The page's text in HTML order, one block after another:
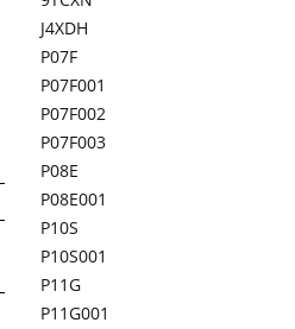
J4XDH
P07F
P07F001
P07F002
P07F003
P08E
P08E001
P10S
P10S001
P11G
P11G001